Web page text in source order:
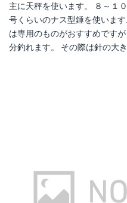
主に天秤を使います。 ８～１
号くらいのナス型錘を使いま
は専用のものがおすすめです
分釣れます。 その際は針の大